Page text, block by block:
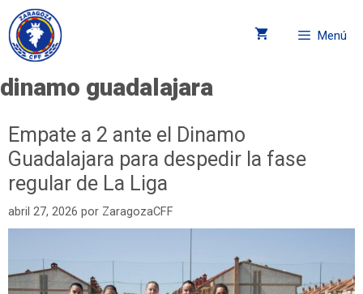
Menú
dinamo guadalajara
Empate a 2 ante el Dinamo
Guadalajara para despedir la fase
regular de La Liga
abril 27, 2026 por ZaragozaCFF